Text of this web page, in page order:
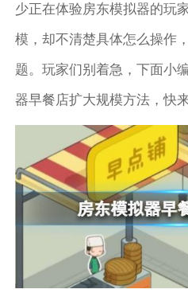
少正在体验房东模拟器的玩
模，却不清楚具体怎么操作
题。玩家们别着急，下面小
器早餐店扩大规模方法，快